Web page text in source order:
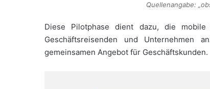
Quellenangabe:
Diese Pilotphase dient dazu, die
Geschäftsreisenden und Unternehmen
gemeinsamen Angebot für Geschäftskunden.